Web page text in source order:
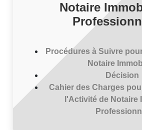
Notaire
Procédures à Suivre
Notaire
Décision
Cahier des Charges
l'Activité de Notaire